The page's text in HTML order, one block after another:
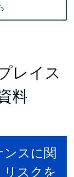
レイス
料
スに関
スクを